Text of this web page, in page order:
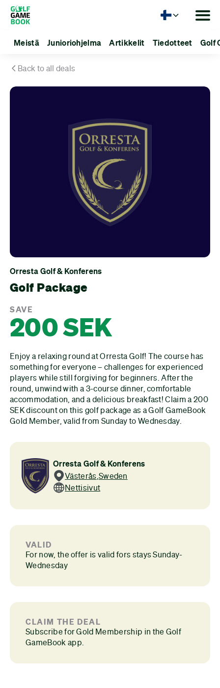
Meistä Junioriohjelma Artikkelit Tiedotteet Golf
Back to all deals
Orresta Golf & Konferens
Golf Package
SAVE
200 SEK
Enjoy a relaxing round at Orresta Golf! The course has
something for everyone – challenges for experienced
players while still forgiving for beginners. After the
round, unwind with a 3-course dinner, comfortable
accommodation, and a delicious breakfast! Claim a 200
SEK discount on this golf package as a Golf GameBook
Gold Member, valid from Sunday to Wednesday.
Orresta Golf & Konferens
Västerås Sweden
Nettisivut
VALID
For now, the offer is valid fors stays Sunday-
Wednesday
CLAIM THE DEAL
Subscribe for Gold Membership in the Golf
GameBook app.